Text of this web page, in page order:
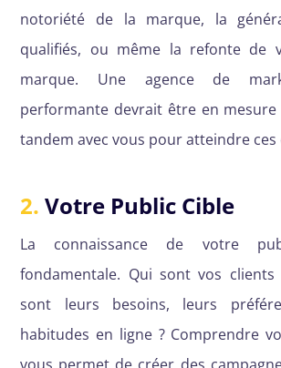
notoriété de la marque, la
qualifiés, ou même la refonte de
marque. Une agence de
performante devrait être en
tandem avec vous pour atteindre ces
2. Votre Public Cible
La connaissance de votre
fondamentale. Qui sont vos clients
sont leurs besoins, leurs
habitudes en ligne ? Comprendre